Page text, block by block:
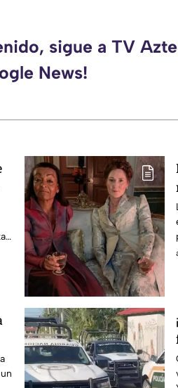
sigue a TV
News!